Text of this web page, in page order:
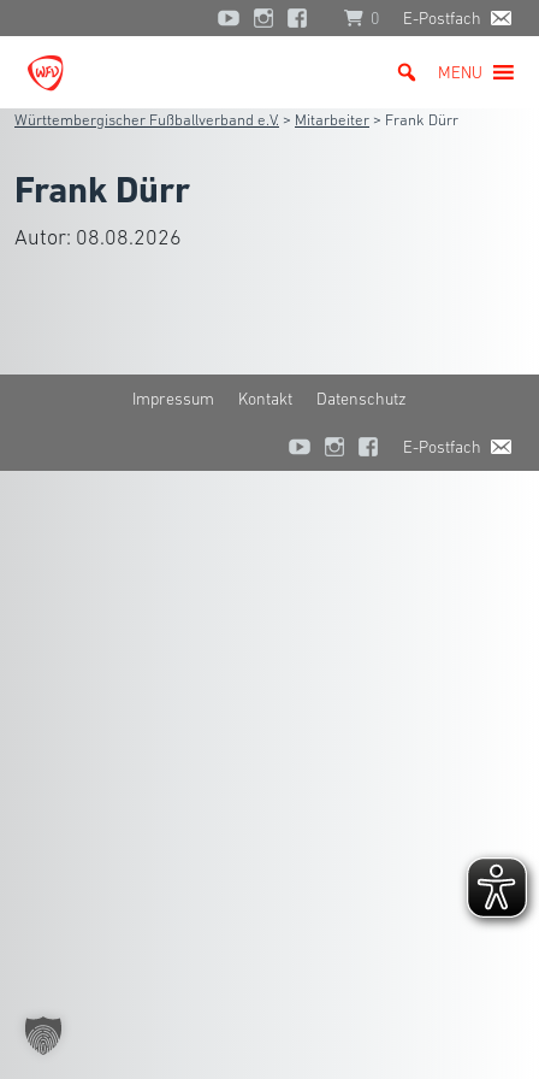
0 E-Postfach
MENU
Württembergischer Fußballverband e.V. > Mitarbeiter > Frank Dürr
Frank Dürr
Autor: 08.08.2026
Impressum Kontakt Datenschutz
E-Postfach